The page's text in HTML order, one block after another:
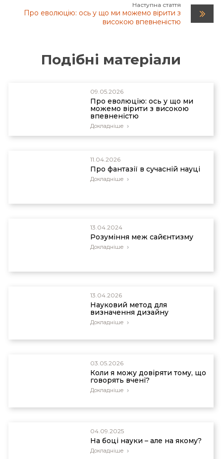
Наступна стаття
Про еволюцію: ось у що ми можемо вірити з
високою впевненістю
Подібні матеріали
09.05.2026
Про еволюцію: ось у що ми
можемо вірити з високою
впевненістю
Докладніше
11.04.2026
Про фантазії в сучасній науці
Докладніше
13.04.2024
Розуміння меж сайєнтизму
Докладніше
13.04.2026
Науковий метод для
визначення дизайну
Докладніше
03.05.2026
Коли я можу довіряти тому, що
говорять вчені?
Докладніше
04.09.2025
На боці науки – але на якому?
Докладніше